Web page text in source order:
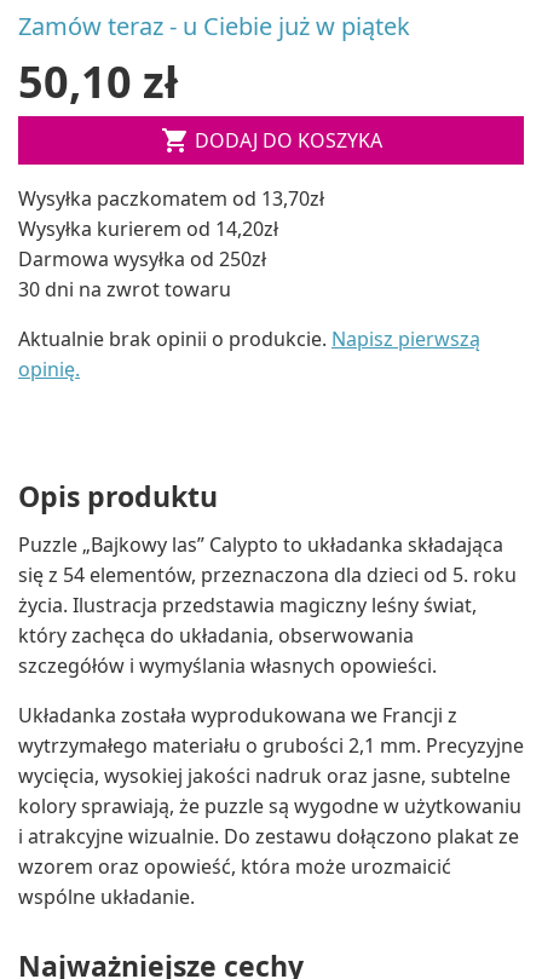
Zamów teraz - u Ciebie już w piątek
50,10 zł
 DODAJ DO KOSZYKA
Wysyłka paczkomatem od 13,70zł
Wysyłka kurierem od 14,20zł
Darmowa wysyłka od 250zł
30 dni na zwrot towaru
Aktualnie brak opinii o produkcie. Napisz pierwszą
opinię.
Opis produktu
Puzzle „Bajkowy las” Calypto to układanka składająca
się z 54 elementów, przeznaczona dla dzieci od 5. roku
życia. Ilustracja przedstawia magiczny leśny świat,
który zachęca do układania, obserwowania
szczegółów i wymyślania własnych opowieści.
Układanka została wyprodukowana we Francji z
wytrzymałego materiału o grubości 2,1 mm. Precyzyjne
wycięcia, wysokiej jakości nadruk oraz jasne, subtelne
kolory sprawiają, że puzzle są wygodne w użytkowaniu
i atrakcyjne wizualnie. Do zestawu dołączono plakat ze
wzorem oraz opowieść, która może urozmaicić
wspólne układanie.
Najważniejsze cechy